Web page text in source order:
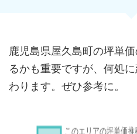
鹿児島県屋久島町の坪単
るかも重要ですが、何処
わります。ぜひ参考に。